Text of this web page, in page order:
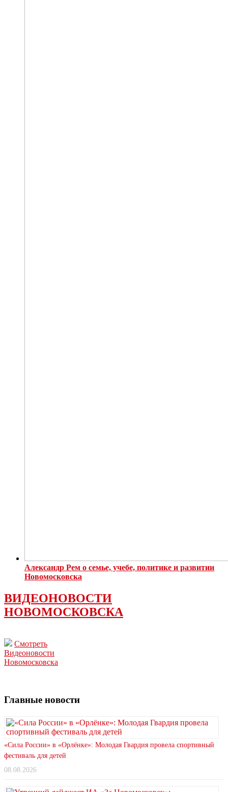
Александр Рем о семье, учебе, политике и развитии
Новомосковска
ВИДЕОНОВОСТИ
НОВОМОСКОВСКА
Смотреть
Видеоновости
Новомосковска
Главные новости
«Сила России» в «Орлёнке»: Молодая Гвардия провела спортивный
фестиваль для детей
08.08.2026